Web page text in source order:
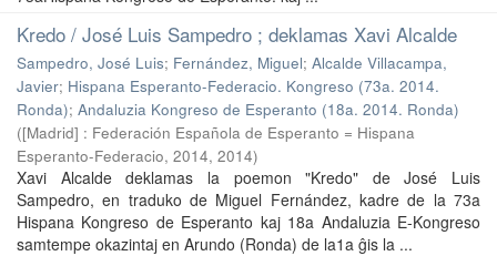
Kredo / José Luis Sampedro ; deklamas Xavi Alcalde
Sampedro, José Luis; Fernández, Miguel; Alcalde Villacampa,
Javier; Hispana Esperanto-Federacio. Kongreso (73a. 2014.
Ronda); Andaluzia Kongreso de Esperanto (18a. 2014. Ronda)
([Madrid] : Federación Española de Esperanto = Hispana
Esperanto-Federacio, 2014, 2014)
Xavi Alcalde deklamas la poemon "Kredo" de José Luis
Sampedro, en traduko de Miguel Fernández, kadre de la 73a
Hispana Kongreso de Esperanto kaj 18a Andaluzia E-Kongreso
samtempe okazintaj en Arundo (Ronda) de la1a ĝis la ...